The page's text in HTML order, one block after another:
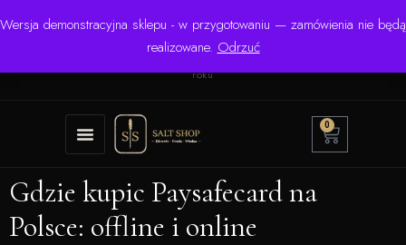
Wersja demonstracyjna sklepu - w przygotowaniu — zamówienia nie będą
realizowane. Odrzuć
☎ +48 506 504 900
✉
krzysztof.lipinski@salinarium.com
Pon.–Pt. 8:00–16:00 | Bezpośredni importer od 1999
roku
0
Gdzie kupic Paysafecard na
Polsce: offline i online